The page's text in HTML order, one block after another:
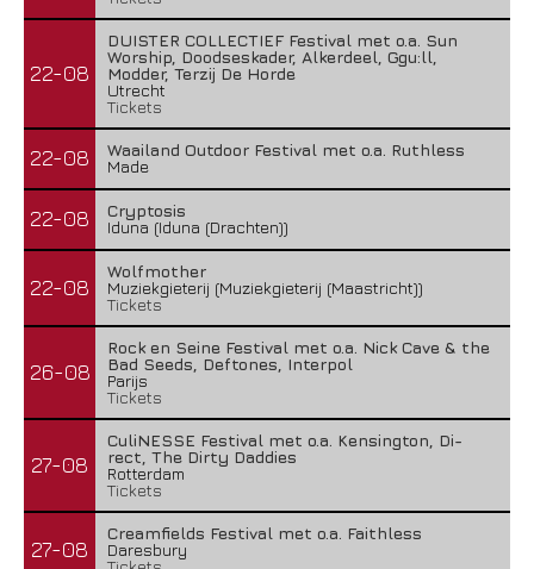
22-08
DUISTER COLLECTIEF Festival met o.a. Sun
Worship, Doodseskader, Alkerdeel, Ggu:ll,
Modder, Terzij De Horde
Utrecht
Tickets
22-08
Waailand Outdoor Festival met o.a. Ruthless
Made
22-08
Cryptosis
Iduna (Iduna (Drachten))
22-08
Wolfmother
Muziekgieterij (Muziekgieterij (Maastricht))
Tickets
26-08
Rock en Seine Festival met o.a. Nick Cave & the
Bad Seeds, Deftones, Interpol
Parijs
Tickets
27-08
CuliNESSE Festival met o.a. Kensington, Di-
rect, The Dirty Daddies
Rotterdam
Tickets
27-08
Creamfields Festival met o.a. Faithless
Daresbury